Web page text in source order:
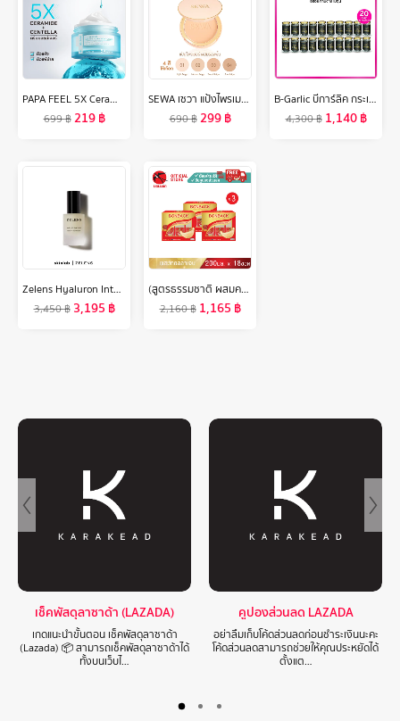
PAPA FEEL 5X Ceramide Barrier Moisturizer Gel ปัญหาผิวแห้ง แดง ผื่น คัน ลดปัญหาสิว ที่ช่วยเสริมสร้างเกราะป้องกันผิว มอยเจอร์ไรเซอร์ มอยส์เจอร์ไรเซอร์ 30g - มอยส์เจอไรเซอร์ เหมาะสำหรับผิวทุกรูปแบบ
699฿219฿
SEWA เซวา แป้งไพรเมอร์ผสมรองพื้น มีให้เลือก 4 เฉดสี (ขนาด10g.) จัดการความมัน ป้องกันผิวจากแสงแดด ปกปิด เรียบเนียน
690฿299฿
B-Garlic บีการ์ลิค กระเทียมดำ 60 กรัม เซต 20 ขวด
4,300฿ 1,140฿
Zelens Hyaluron Intense Hydro-Plumping Serum 30ml. [เซรั่มไฮยาลูโรนิก, ผิวชุ่มชื้น, ผิวยืดหยุ่น]
3,450฿ 3,195 ฿
(สูตรธรรมชาติ ผสมคอลลาเจน 200 มล. 3 แพค) บอนแบค ชุดเครื่องดื่มรังนกสำเร็จรูปผสมคอลลาเจน Bonback รังนกบอนแบค รังนก ของขวัญ ปีใหม่
2,160฿ 1,165 ฿
เช็คพัสดุลาซาด้า (LAZADA)
เกดแนะนำขั้นตอน เช็คพัสดุลาซาด้า
(Lazada) 📦 สามารถเช็คพัสดุลาซาด้าได้
ทั้งบนเว็บไ…
คูปองส่วนลด LAZADA
อย่าลืมเก็บโค้ดส่วนลดก่อนชำระเงินนะคะ
โค้ดส่วนลดสามารถช่วยให้คุณประหยัดได้
ตั้งแต…